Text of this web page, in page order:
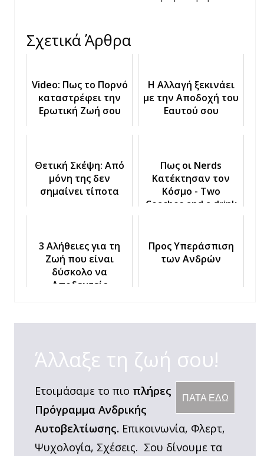
Σχετικά Άρθρα
Video: Πως το Πορνό
καταστρέφει την
Ερωτική Ζωή σου
Η Αλλαγή ξεκινάει
με την Αποδοχή του
Εαυτού σου
Θετική Σκέψη: Από
μόνη της δεν
σημαίνει τίποτα
Πως οι Nerds
Κατέκτησαν τον
Κόσμο - Two
Coaches and a drink
3 Αλήθειες για τη
Ζωή που είναι
δύσκολο να
Αποδεχτείς
Προς Υπεράσπιση
των Ανδρών
Άλλαξε τη ζωή σου!
ΠΑΤΑ ΕΔΩ
Ετοιμάσαμε το πιο πλήρες
Πρόγραμμα Ανδρικής
Αυτοβελτίωσης. Επικοινωνία, Φλερτ,
Ψυχολογία, Σχέσεις. Σου δίνουμε τα